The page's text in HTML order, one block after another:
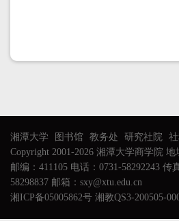
湘潭大学 图书馆 教务处 研究社院
Copyright 2001-2026 湘潭大学商学院
邮编：411105 电话：0731-58292243 传
58298837 邮箱：sxy@xtu.edu.cn
湘ICP备05005862号 湘教QS3-200505-